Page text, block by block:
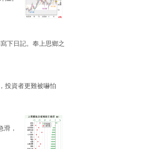
下日記。奉上思鄉之
投資者更難被嚇怕
滑，